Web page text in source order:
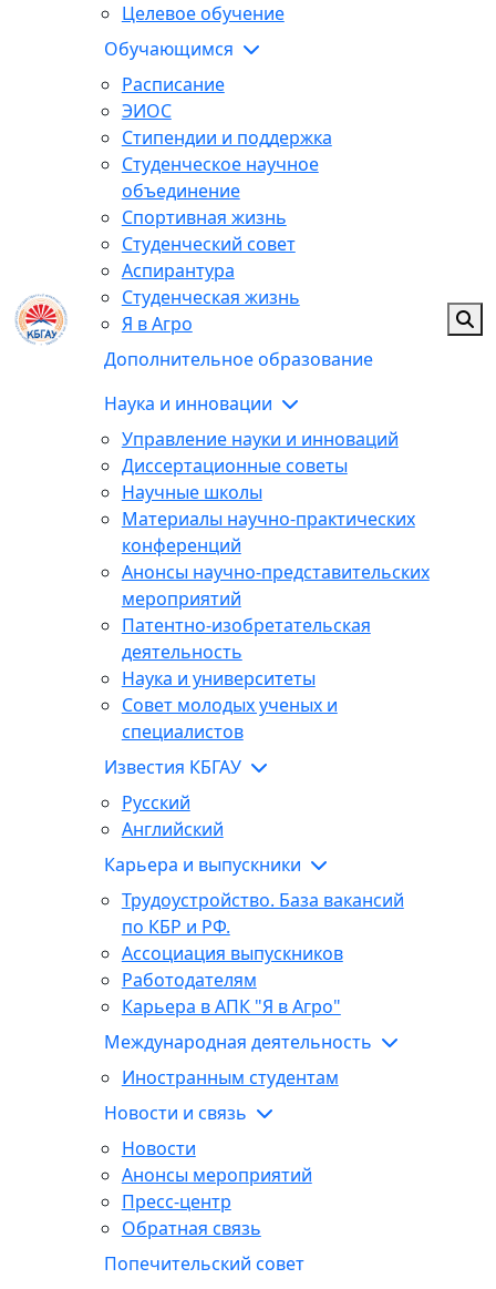
Целевое обучение
Обучающимся
Расписание
ЭИОС
Стипендии и поддержка
Студенческое научное
объединение
Спортивная жизнь
Студенческий совет
Аспирантура
Студенческая жизнь
Я в Агро
Дополнительное образование
Наука и инновации
Управление науки и инноваций
Диссертационные советы
Научные школы
Материалы научно-практических
конференций
Анонсы научно-представительских
мероприятий
Патентно-изобретательская
деятельность
Наука и университеты
Совет молодых ученых и
специалистов
Известия КБГАУ
Русский
Английский
Карьера и выпускники
Трудоустройство. База вакансий
по КБР и РФ.
Ассоциация выпускников
Работодателям
Карьера в АПК "Я в Агро"
Международная деятельность
Иностранным студентам
Новости и связь
Новости
Анонсы мероприятий
Пресс-центр
Обратная связь
Попечительский совет